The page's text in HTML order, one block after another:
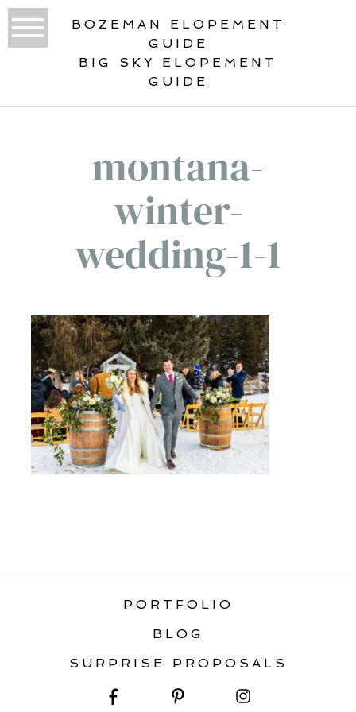
BOZEMAN ELOPEMENT
GUIDE
BIG SKY ELOPEMENT
GUIDE
montana-
winter-
wedding-1-1
PORTFOLIO
BLOG
SURPRISE PROPOSALS